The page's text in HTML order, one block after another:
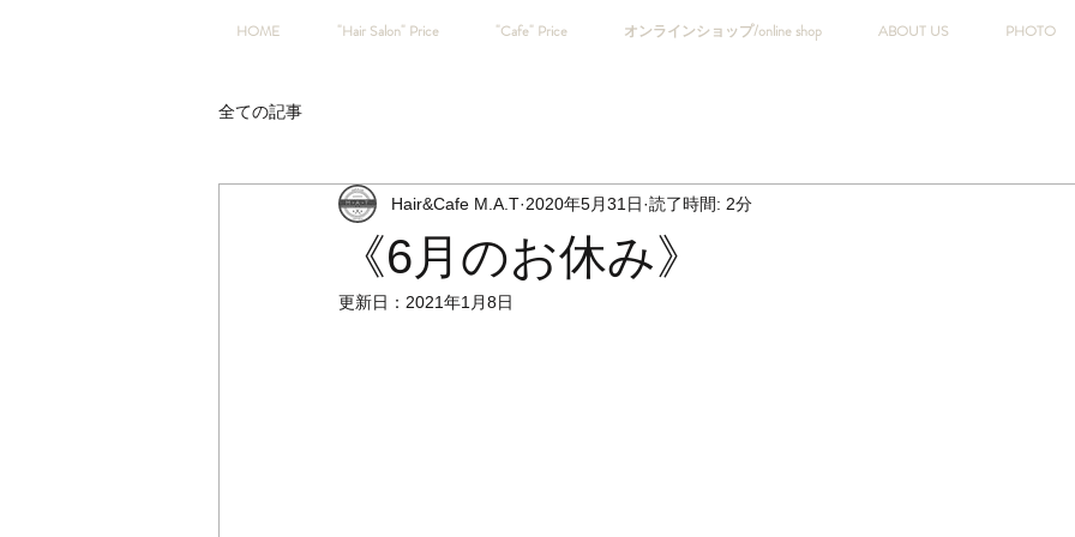
HOME "Hair Salon" Price "Cafe" Price オンラインショップ/online shop ABOUT US PHOTO
全ての記事
《6月のお休み》
Hair&Cafe M.A.T 2020年5月31日 読了時間: 2分
更新日： 2021年1月8日